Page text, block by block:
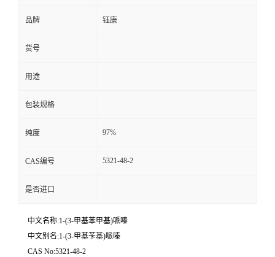
品牌 钰康
货号
用途
包装规格
纯度 97%
CAS编号 5321-48-2
是否进口
中文名称:1-(3-甲基苯甲基)哌嗪
中文别名:1-(3-甲基苄基)哌嗪
CAS No:5321-48-2